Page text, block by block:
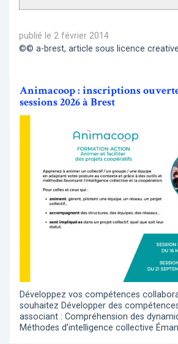
publié le 2 février 2014
©© a-brest, article sous licence
Animacoop : inscriptions
sessions 2026 à Brest
Développez vos compétences
souhaitez Développer des
associant : Compréhension des
Méthodes d’intelligence collective